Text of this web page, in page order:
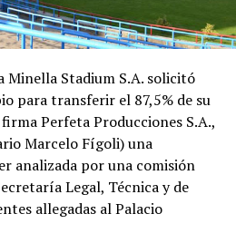
Minella Stadium S.A. solicitó
para transferir el 87,5% de su
Perfeta Producciones S.A.,
Marcelo Fígoli) una
analizada por una comisión
Legal, Técnica y de
allegadas al Palacio